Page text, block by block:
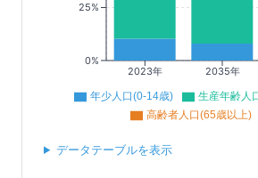
2023年 2035年
0%
25%
年少人口(0-14歳)
生産年齢人
高齢者人口(65歳以上)
データテーブルを表示